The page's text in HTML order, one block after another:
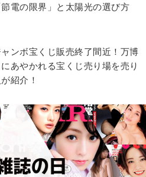
電の限界」と太陽光の選び方
ンボ宝くじ販売終了間近！万博
あやかれる宝くじ売り場を売り
紹介！